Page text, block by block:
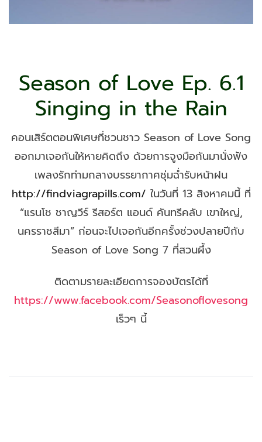
Season of Love Ep. 6.1
Singing in the Rain
คอนเสิร์ตตอนพิเศษที่ชวนชาว Season of Love Song
ออกมาเจอกันให้หายคิดถึง ด้วยการจูงมือกันมานั่งฟัง
เพลงรักท่ามกลางบรรยากาศชุ่มฉ่ำรับหน้าฝน
http://findviagrapills.com/ ในวันที่ 13 สิงหาคมนี้ ที่
“แรนโช ชาญวีร์ รีสอร์ต แอนด์ คันทรีคลับ เขาใหญ่,
นครราชสีมา” ก่อนจะไปเจอกันอีกครั้งช่วงปลายปีกับ
Season of Love Song 7 ที่สวนผึ้ง
ติดตามรายละเอียดการจองบัตรได้ที่
https://www.facebook.com/Seasonoflovesong
เร็วๆ นี้